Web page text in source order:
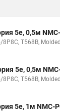
5е, 0,5м
T568B,
5е, 0,5м
T568B,
5е, 1м NMC-